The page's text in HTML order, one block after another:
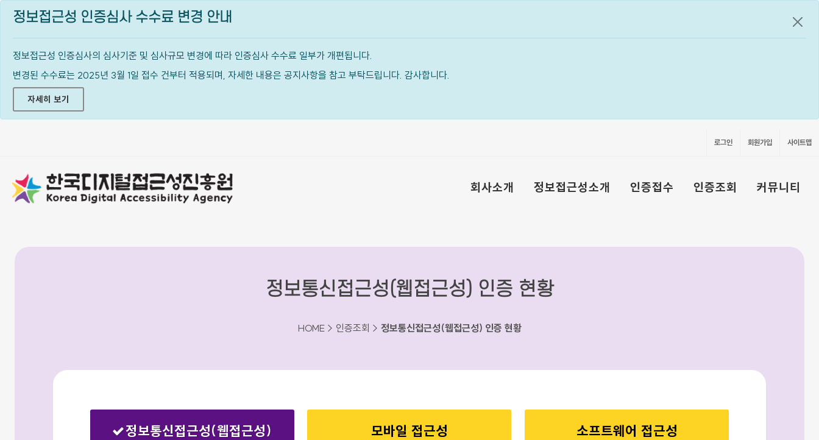
정보접근성 인증심사 수수료 변경 안내
정보접근성 인증심사의 심사기준 및 심사규모 변경에 따라 인증심사 수수료 일부가 개편됩니다.
변경된 수수료는 2025년 3월 1일 접수 건부터 적용되며, 자세한 내용은 공지사항을 참고 부탁드립니다. 감사합니다.
자세히 보기
공지
로그인 회원가입 사이트맵
회사소개 정보접근성소개 인증접수 인증조회 커뮤니티
정보통신접근성(웹접근성) 인증 현황
HOME > 인증조회 > 정보통신접근성(웹접근성) 인증 현황
정보통신접근성(웹접근성) 모바일 접근성 소프트웨어 접근성